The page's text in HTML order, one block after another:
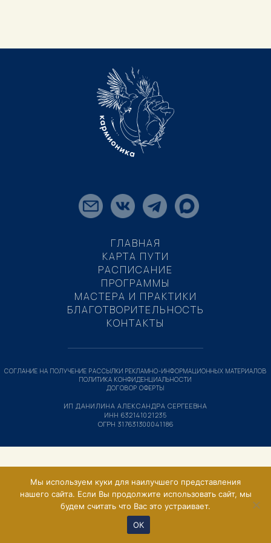
ГЛАВНАЯ
КАРТА ПУТИ
РАСПИСАНИЕ
ПРОГРАММЫ
МАСТЕРА И ПРАКТИКИ
БЛАГОТВОРИТЕЛЬНОСТЬ
КОНТАКТЫ
ИП ДАНИЛИНА АЛЕКСАНДРА СЕРГЕЕВНА
ИНН 632141021235
ОГРН 317631300041186
СОГЛАНИЕ НА ПОЛУЧЕНИЕ РАССЫЛКИ РЕКЛАМНО-ИНФОРМАЦИОННЫХ МАТЕРИАЛОВ
ПОЛИТИКА КОНФИДЕНЦИАЛЬНОСТИ
ДОГОВОР ОФЕРТЫ
Мы используем куки для наилучшего представления
нашего сайта. Если Вы продолжите использовать сайт, мы
будем считать что Вас это устраивает.
ОК